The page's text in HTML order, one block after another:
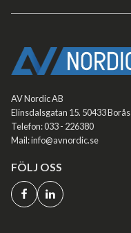
AV Nordic AB
Elinsdalsgatan 15. 50433 Borås
Telefon: 033 - 226380
Mail: info@avnordic.se
FÖLJ OSS